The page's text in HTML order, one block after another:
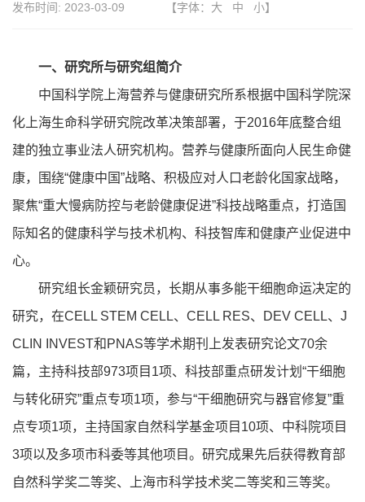
发布时间: 2023-03-09 【字体： 大 中 小】
一、研究所与研究组简介
中国科学院上海营养与健康研究所系根据中国科学院深
化上海生命科学研究院改革决策部署，于2016年底整合组
建的独立事业法人研究机构。营养与健康所面向人民生命健
康，围绕“健康中国”战略、积极应对人口老龄化国家战略，
聚焦“重大慢病防控与老龄健康促进”科技战略重点，打造国
际知名的健康科学与技术机构、科技智库和健康产业促进中
心。
研究组长金颖研究员，长期从事多能干细胞命运决定的
研究，在CELL STEM CELL、CELL RES、DEV CELL、J
CLIN INVEST和PNAS等学术期刊上发表研究论文70余
篇，主持科技部973项目1项、科技部重点研发计划“干细胞
与转化研究”重点专项1项，参与“干细胞研究与器官修复”重
点专项1项，主持国家自然科学基金项目10项、中科院项目
3项以及多项市科委等其他项目。研究成果先后获得教育部
自然科学奖二等奖、上海市科学技术奖二等奖和三等奖。